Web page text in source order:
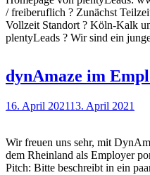
/ freiberuflich ? Zunächst
Vollzeit Standort ? Köln-Kalk
plentyLeads ? Wir sind ein
dynAmaze im
16. April 202113. April 2021
Wir freuen uns sehr, mit
dem Rheinland als Employer
Pitch: Bitte beschreibt in ein